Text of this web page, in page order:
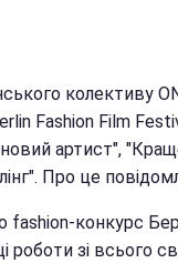
колективу
Fashion Film
артист",
Про це
fashion-конкурс
роботи зі всього